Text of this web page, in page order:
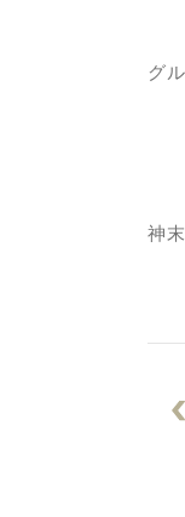
グ
神